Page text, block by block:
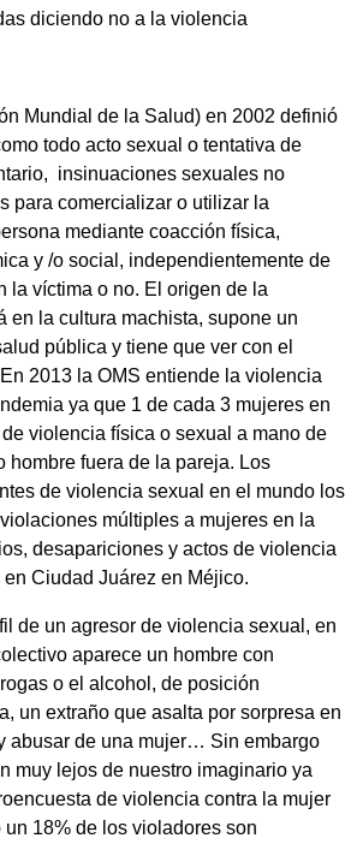
Mundial de la Salud) en 2002 definió
todo acto sexual o tentativa de
insinuaciones sexuales no
para comercializar o utilizar la
mediante coacción física,
y /o social, independientemente de
la víctima o no. El origen de la
en la cultura machista, supone un
pública y tiene que ver con el
2013 la OMS entiende la violencia
ya que 1 de cada 3 mujeres en
violencia física o sexual a mano de
hombre fuera de la pareja. Los
de violencia sexual en el mundo los
múltiples a mujeres en la
desapariciones y actos de violencia
Ciudad Juárez en Méjico.
de un agresor de violencia sexual, en
aparece un hombre con
o el alcohol, de posición
un extraño que asalta por sorpresa en
abusar de una mujer… Sin embargo
muy lejos de nuestro imaginario ya
de violencia contra la mujer
18% de los violadores son